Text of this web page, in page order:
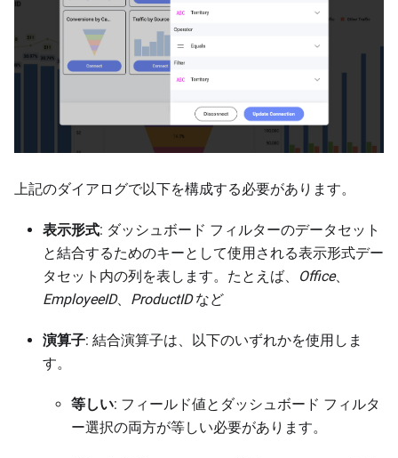
上記のダイアログで以下を構成する必要があります。
表示形式: ダッシュボード フィルターのデータセット
と結合するためのキーとして使用される表示形式デー
タセット内の列を表します。たとえば、
Office、
EmployeeID、 ProductIDなど
演算子: 結合演算子は、以下のいずれかを使用しま
す。
等しい: フィールド値とダッシュボード フィルタ
ー選択の両方が等しい必要があります。